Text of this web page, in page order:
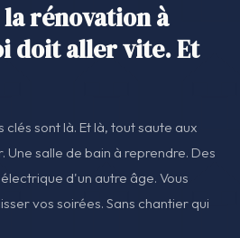
rénovation à
doit aller vite. Et
clés sont là. Et là, tout saute aux
Une salle de bain à reprendre. Des
d'un autre âge. Vous
vos soirées. Sans chantier qui